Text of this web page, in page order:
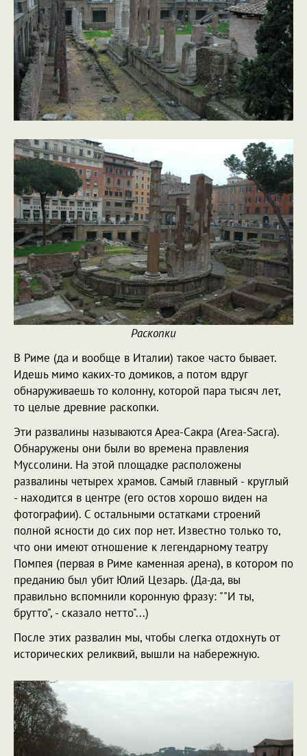
Раскопки
В Риме (да и вообще в Италии) такое часто бывает.
Идешь мимо каких-то домиков, а потом вдруг
обнаруживаешь то колонну, которой пара тысяч лет,
то целые древние раскопки.
Эти развалины называются Ареа-Сакра (Area-Sacra).
Обнаружены они были во времена правления
Муссолини. На этой площадке расположены
развалины четырех храмов. Самый главный - круглый
- находится в центре (его остов хорошо виден на
фотографии). С остальными остатками строений
полной ясности до сих пор нет. Известно только то,
что они имеют отношение к легендарному театру
Помпея (первая в Риме каменная арена), в котором по
преданию был убит Юлий Цезарь. (Да-да, вы
правильно вспомнили коронную фразу: ""И ты,
брутто", - сказало нетто"...)
После этих развалин мы, чтобы слегка отдохнуть от
исторических реликвий, вышли на набережную.